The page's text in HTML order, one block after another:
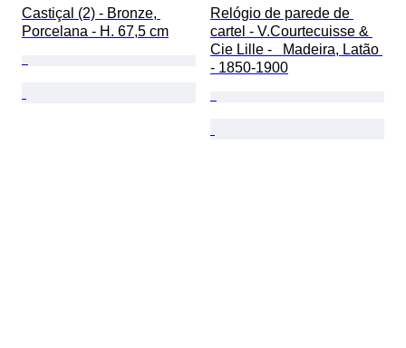
Castiçal (2) - Bronze,
Porcelana - H. 67,5 cm
Relógio de parede de
cartel - V.Courtecuisse &
Cie Lille -   Madeira, Latão
- 1850-1900